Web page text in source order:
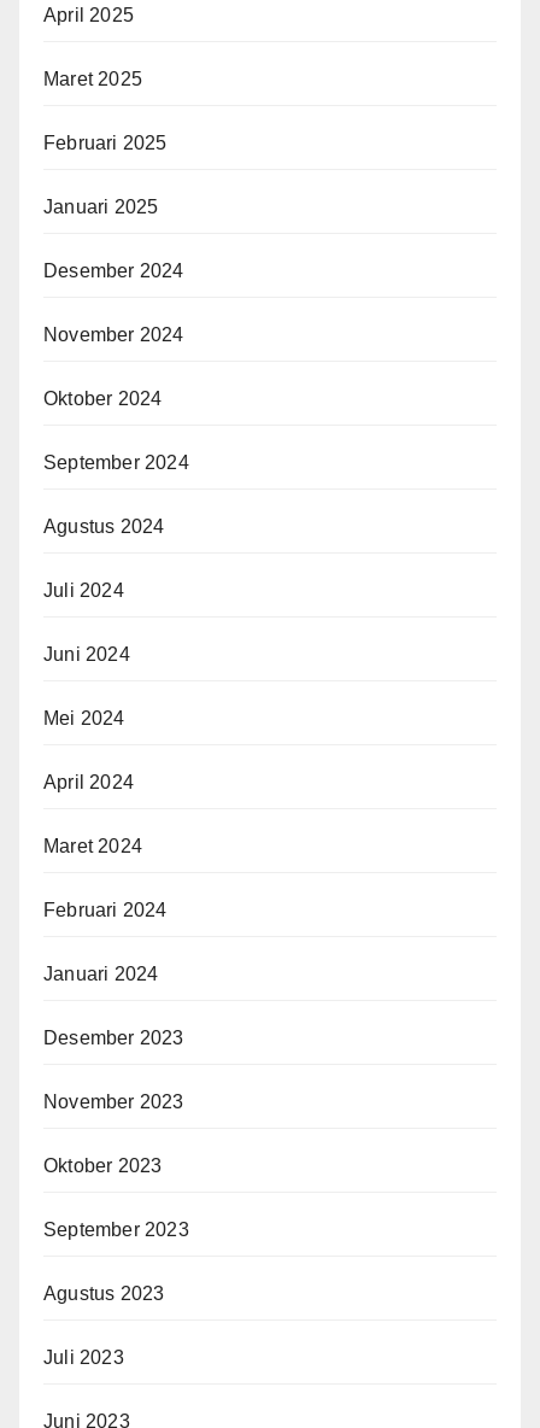
April 2025
Maret 2025
Februari 2025
Januari 2025
Desember 2024
November 2024
Oktober 2024
September 2024
Agustus 2024
Juli 2024
Juni 2024
Mei 2024
April 2024
Maret 2024
Februari 2024
Januari 2024
Desember 2023
November 2023
Oktober 2023
September 2023
Agustus 2023
Juli 2023
Juni 2023